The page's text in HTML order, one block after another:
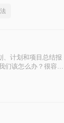
、计划和项目总结报
们该怎么办？很容